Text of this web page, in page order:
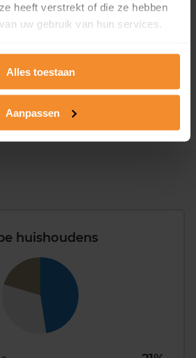
heeft verstrekt of die ze hebben
uw gebruik van hun services.
Alles toestaan
Aanpassen
28%
10%
huishoudens